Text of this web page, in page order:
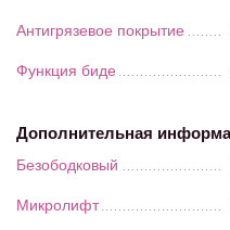
Антигрязевое покрытие
Функция биде
Дополнительная
Безободковый
Микролифт